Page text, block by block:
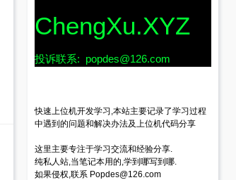
ChengXu.XYZ
投诉联系: popdes@126.com
快速上位机开发学习,本站主要记录了学习过程
中遇到的问题和解决办法及上位机代码分享
这里主要专注于学习交流和经验分享.
纯私人站,当笔记本用的,学到哪写到哪.
如果侵权,联系 Popdes@126.com